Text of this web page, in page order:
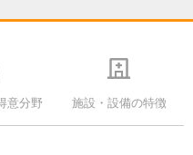
意分野 施設・設備の特徴